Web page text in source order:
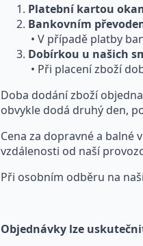
Platební kartou
Bankovním
• V případě platby
Dobírkou u našich
• Při placení zboží
Doba dodání zboží
obvykle dodá druhý den,
Cena za dopravné a balné
vzdálenosti od naší
Při osobním odběru na
Objednávky lze